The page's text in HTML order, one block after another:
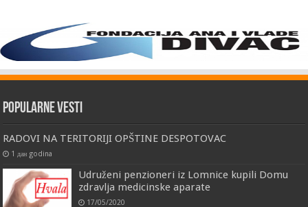
Popularne vesti
RADOVI NA TERITORIJI OPŠTINE DESPOTOVAC
1 дан godina
Udruženi penzioneri iz Lomnice kupili Domu
zdravlja medicinske aparate
17/05/2020